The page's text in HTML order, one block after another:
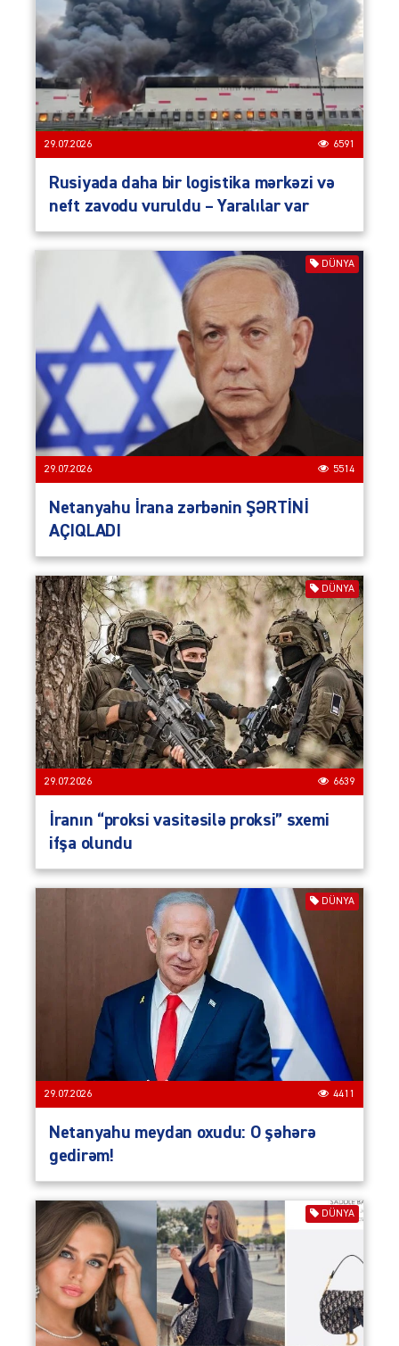
29.07.2026 6591
Rusiyada daha bir logistika mərkəzi və
neft zavodu vuruldu – Yaralılar var
DÜNYA
29.07.2026 5514
Netanyahu İrana zərbənin ŞƏRTİNİ
AÇIQLADI
DÜNYA
29.07.2026 6639
İranın “proksi vasitəsilə proksi” sxemi
ifşa olundu
DÜNYA
29.07.2026 4411
Netanyahu meydan oxudu: O şəhərə
gedirəm!
DÜNYA